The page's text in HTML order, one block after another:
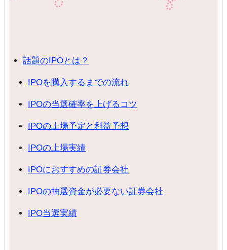
話題のIPOとは？
IPOを購入するまでの流れ
IPOの当選確率を上げるコツ
IPOの上場予定と利益予想
IPOの上場実績
IPOにおすすめの証券会社
IPOの抽選資金が必要ない証券会社
IPO当選実績